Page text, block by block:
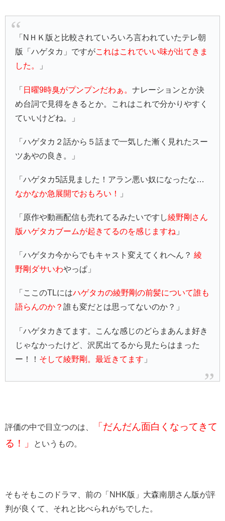
「NＨＫ版と比較されていろいろ言われていたテレ朝
版「ハゲタカ」ですがこれはこれでいい味が出てきま
した。
」
「 日曜9時臭がプンプンだわぁ。ナレーションとか決
め台詞で見得をきるとか。これはこれで分かりやすく
ていいけどね。」
「ハゲタカ２話から５話まで一気した漸く見れたスー
ツあやの良き。」
「ハゲタカ5話見ました！アラン悪い奴になったな…
なかなか急展開でおもろい！
」
「原作や動画配信も売れてるみたいですし綾野剛さん
版ハゲタカブームが起きてるのを感じますね 」
「ハゲタカ今からでもキャスト変えてくれへん？綾
野剛ダサいわやっぱ」
「ここのTLにはハゲタカの綾野剛の前髪について誰も
語らんのか？誰も変だとは思ってないのか？」
「ハゲタカきてます。こんな感じのどらまあんま好き
じゃなかったけど、沢尻出てるから見たらはまった
ー！！ そして綾野剛。最近きてます 」
評価の中で目立つのは、
「だんだん面白くなってきて
る！」
というもの。
そもそもこのドラマ、前の「NHK版」大森南朋さん版が評
判が良くて、それと比べられがちでした。